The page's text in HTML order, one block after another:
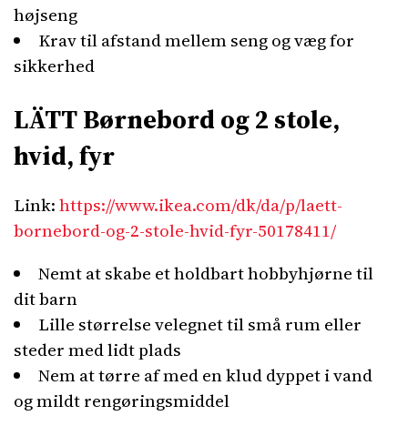
højseng
Krav til afstand mellem seng og væg for
sikkerhed
LÄTT Børnebord og 2 stole,
hvid, fyr
Link:https://www.ikea.com/dk/da/p/laett-
bornebord-og-2-stole-hvid-fyr-50178411/
Nemt at skabe et holdbart hobbyhjørne til
dit barn
Lille størrelse velegnet til små rum eller
steder med lidt plads
Nem at tørre af med en klud dyppet i vand
og mildt rengøringsmiddel